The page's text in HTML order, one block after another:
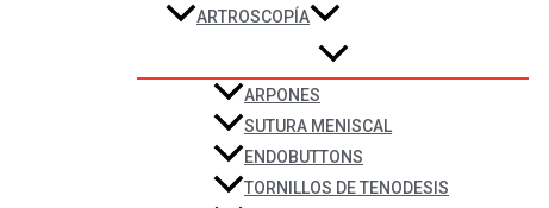
ARTROSCOPÍA
ARPONES
SUTURA MENISCAL
ENDOBUTTONS
TORNILLOS DE TENODESIS